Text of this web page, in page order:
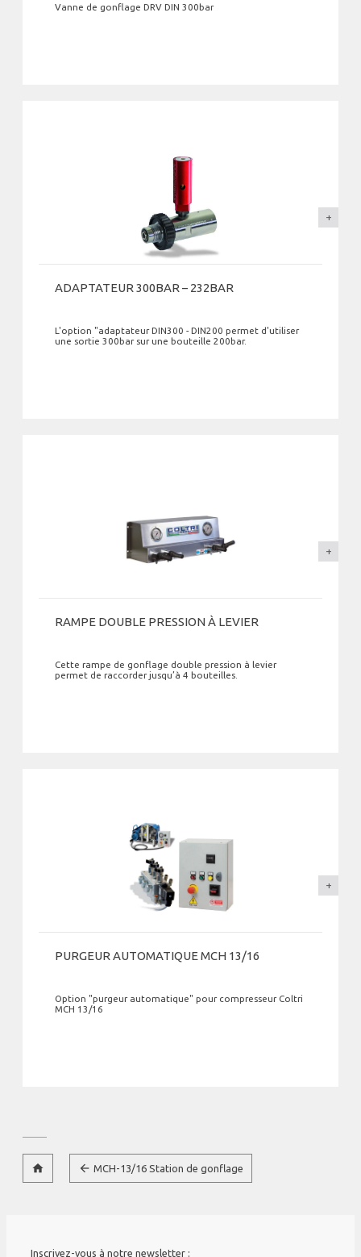
Vanne de gonflage DRV DIN 300bar
ADAPTATEUR 300BAR – 232BAR
L'option "adaptateur DIN300 - DIN200 permet d'utiliser
une sortie 300bar sur une bouteille 200bar.
RAMPE DOUBLE PRESSION À LEVIER
Cette rampe de gonflage double pression à levier
permet de raccorder jusqu’à 4 bouteilles.
PURGEUR AUTOMATIQUE MCH 13/16
Option "purgeur automatique" pour compresseur Coltri
MCH 13/16
home arrow_back MCH-13/16 Station de gonflage
Inscrivez-vous à notre newsletter :